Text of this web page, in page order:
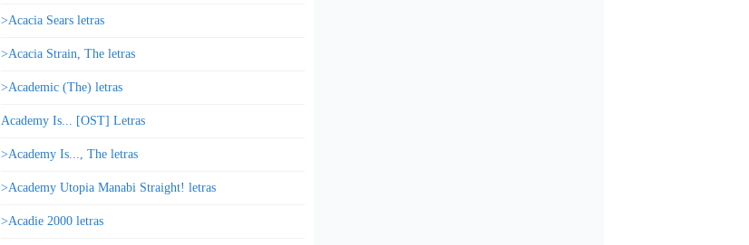
>Acacia Sears letras
>Acacia Strain, The letras
>Academic (The) letras
Academy Is... [OST] Letras
>Academy Is..., The letras
>Academy Utopia Manabi Straight! letras
>Acadie 2000 letras